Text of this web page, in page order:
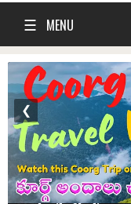
☰ MENU
❮